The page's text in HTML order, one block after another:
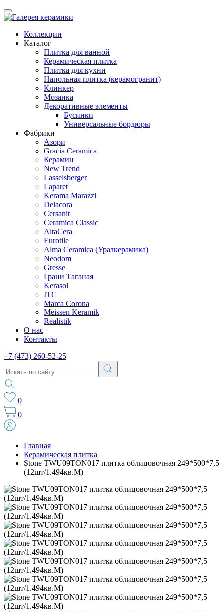
Коллекции
Каталог
Плитка для ванной
Керамическая плитка
Плитка для кухни
Напольная плитка (керамогранит)
Клинкер
Мозаика
Декоративные элементы
Бусинки
Универсальные бордюры
Фабрики
Азори
Gracia Ceramica
Керамин
New Trend
Lasselsberger
Laparet
Kerama Marazzi
Delacora
Cersanit
Ceramica Classic
AltaCera
Eurotile
Alma Ceramica (Уралкерамика)
Neodom
Gresse
Грани Таганая
Kerasol
ITC
Marca Corona
Meissen Keramik
Realistik
О нас
Контакты
+7 (473) 260-52-25
0
0
Главная
Керамическая плитка
Stone TWU09TON017 плитка облицовочная 249*500*7,5
(12шт/1.494кв.М)